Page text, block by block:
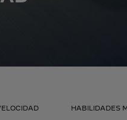
HABILIDADES